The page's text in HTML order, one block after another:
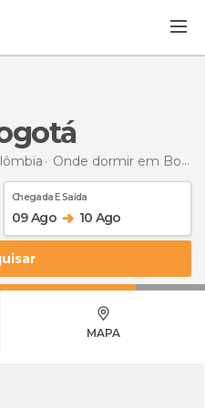
Onde dormir em Bogotá
Chegada E Saída
09 Ago 10 Ago
MAPA